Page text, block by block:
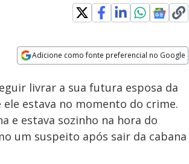
Adicione como fonte preferencial no Google
Belchior revela quem matou
Leôncio | A Escrava Isaura
Velocidade
livrar a sua futura esposa da
estava no momento do crime.
e estava sozinho na hora do
um suspeito após sair da cabana